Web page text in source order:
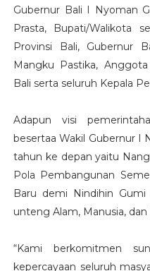
Gubernur Bali I Nyoman
Prasta, Bupati/Walikota
Provinsi Bali, Gubernur
Mangku Pastika,
Bali serta seluruh Kepala
Adapun visi
besertaa Wakil Gubernur I
tahun ke depan yaitu
Pola Pembangunan
Baru demi Nindihin
unteng Alam, Manusia, dan
“Kami berkomitmen
kepercayaan seluruh